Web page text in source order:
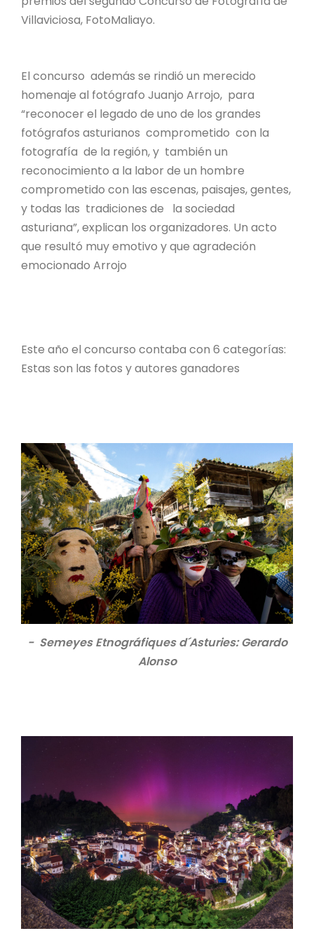
Villaviciosa, FotoMaliayo.
El concurso además se rindió un merecido
homenaje al fotógrafo Juanjo Arrojo, para
“reconocer el legado de uno de los grandes
fotógrafos asturianos comprometido con la
fotografía de la región, y también un
reconocimiento a la labor de un hombre
comprometido con las escenas, paisajes, gentes,
y todas las tradiciones de la sociedad
asturiana”, explican los organizadores. Un acto
que resultó muy emotivo y que agradeción
emocionado Arrojo
Este año el concurso contaba con 6 categorías:
Estas son las fotos y autores ganadores
- Semeyes Etnográfiques d´Asturies: Gerardo
Alonso